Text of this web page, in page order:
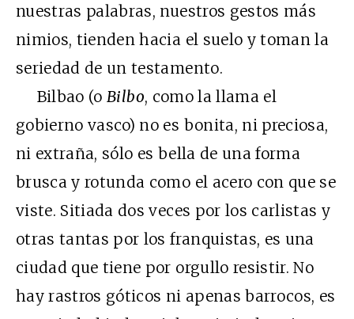
nuestras palabras, nuestros gestos más
nimios, tienden hacia el suelo y toman la
seriedad de un testamento.
Bilbao (oBilbo, como la llama el
gobierno vasco) no es bonita, ni preciosa,
ni extraña, sólo es bella de una forma
brusca y rotunda como el acero con que se
viste. Sitiada dos veces por los carlistas y
otras tantas por los franquistas, es una
ciudad que tiene por orgullo resistir. No
hay rastros góticos ni apenas barrocos, es